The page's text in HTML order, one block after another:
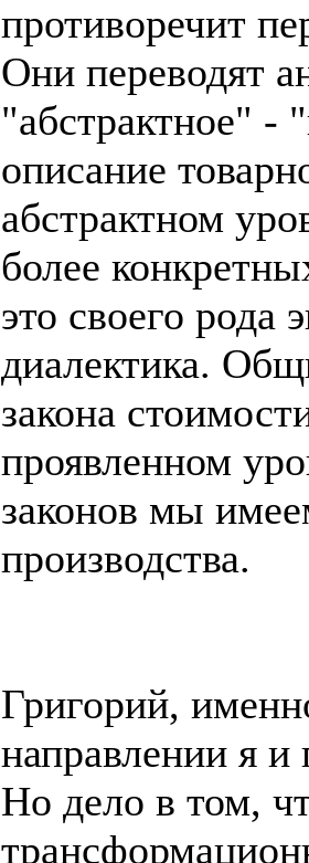
противоречит
Они переводят
"абстрактное" -
описание
абстрактном
более
это своего рода
диалектика.
закона
проявленном
законов мы
производства.
Григорий,
направлении я и
Но дело в том,